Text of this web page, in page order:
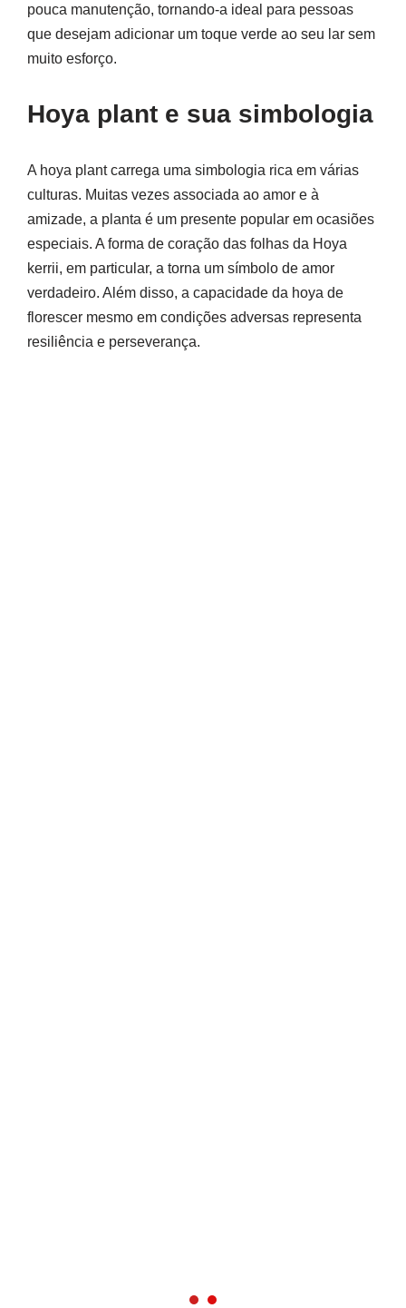
pouca manutenção, tornando-a ideal para pessoas
que desejam adicionar um toque verde ao seu lar sem
muito esforço.
Hoya plant e sua simbologia
A hoya plant carrega uma simbologia rica em várias
culturas. Muitas vezes associada ao amor e à
amizade, a planta é um presente popular em ocasiões
especiais. A forma de coração das folhas da Hoya
kerrii, em particular, a torna um símbolo de amor
verdadeiro. Além disso, a capacidade da hoya de
florescer mesmo em condições adversas representa
resiliência e perseverança.